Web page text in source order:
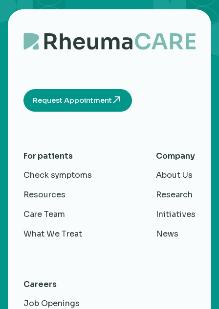
Request Appointment
For patients
Check symptoms
Resources
Care Team
What We Treat
Company
About Us
Research
Initiatives
News
Careers
Job Openings